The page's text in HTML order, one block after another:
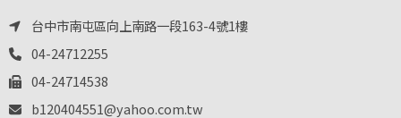
台中市南屯區向上南路一段163-4號1樓
04-24712255
04-24714538
b120404551@yahoo.com.tw